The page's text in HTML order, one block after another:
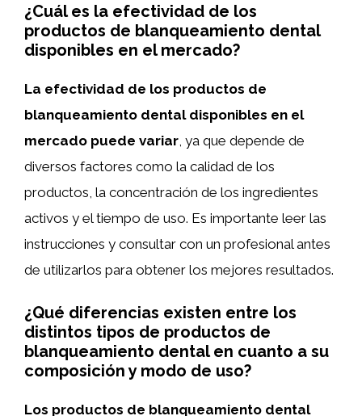
¿Cuál es la efectividad de los
productos de blanqueamiento dental
disponibles en el mercado?
La efectividad de los productos de
blanqueamiento dental disponibles en el
mercado puede variar , ya que depende de
diversos factores como la calidad de los
productos, la concentración de los ingredientes
activos y el tiempo de uso. Es importante leer las
instrucciones y consultar con un profesional antes
de utilizarlos para obtener los mejores resultados.
¿Qué diferencias existen entre los
distintos tipos de productos de
blanqueamiento dental en cuanto a su
composición y modo de uso?
Los productos de blanqueamiento dental